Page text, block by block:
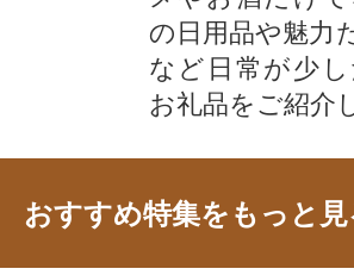
の日用品や魅力
など日常が少
お礼品をご紹介
おすすめ特集をもっと